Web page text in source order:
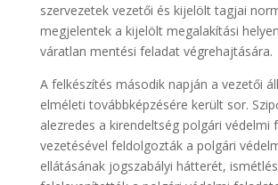
szervezetek vezetői és kijelölt tagjai
megjelentek a kijelölt megalakítási
váratlan mentési feladat végrehajtására.
A felkészítés második napján a vezetői
elméleti továbbképzésére került sor.
alezredes a kirendeltség polgári védelmi
vezetésével feldolgozták a polgári
ellátásának jogszabályi hátterét,